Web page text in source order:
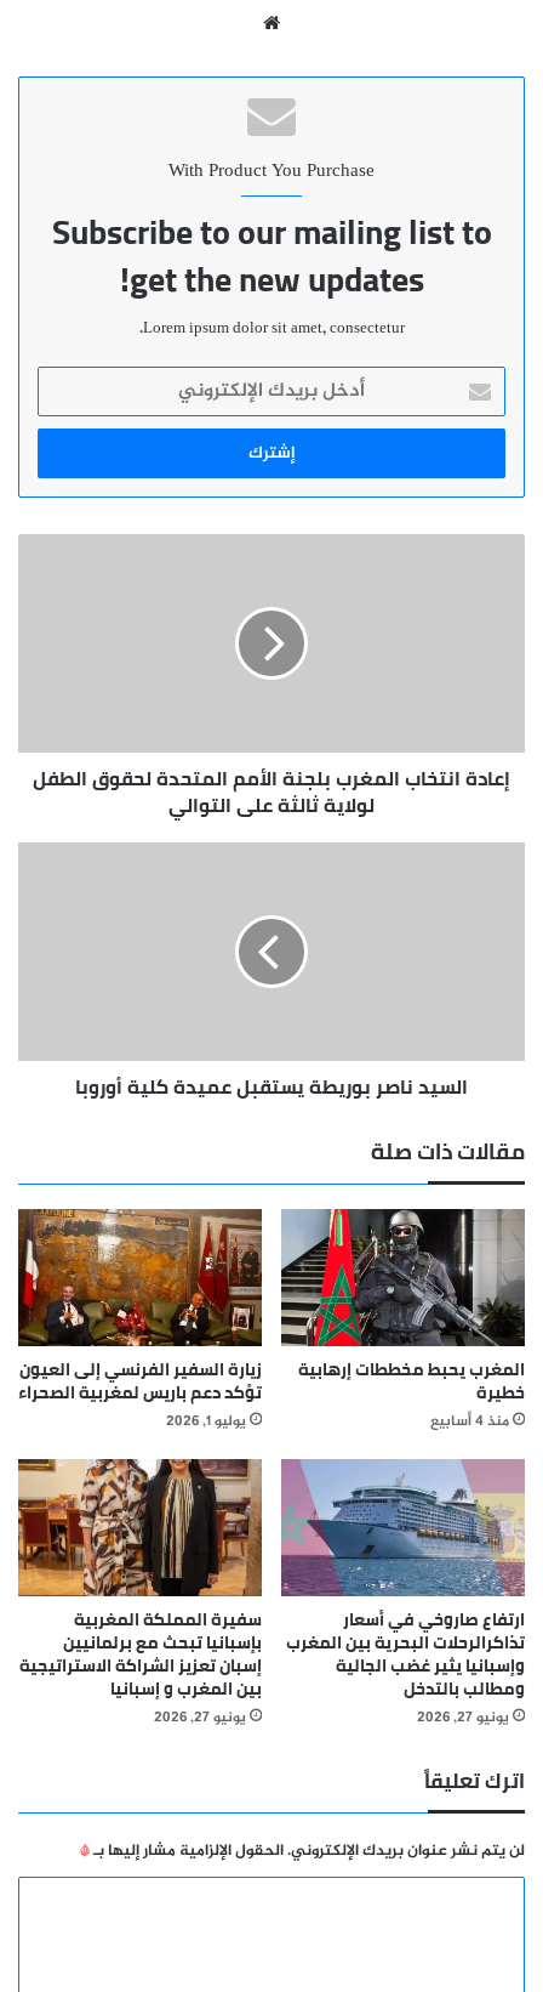
With Product You Purchase
Subscribe to our mailing list to
get the new updates!
Lorem ipsum dolor sit amet, consectetur.
أدخل
بريدك
الإلكتروني
إعادة
لولاية
ثالثة
على
إعادة انتخاب المغرب بلجنة الأمم المتحدة لحقوق الطفل
لولاية ثالثة على التوالي
السيد ناصر بوريطة يستقبل عميدة كلية أوروبا
مقالات ذات صلة
المغرب يحبط مخططات إرهابية
خطيرة
منذ 4 أسابيع
زيارة السفير الفرنسي إلى العيون
تؤكد دعم باريس لمغربية الصحراء
يوليو 1, 2026
ارتفاع صاروخي في أسعار
تذاكرالرحلات البحرية بين المغرب
وإسبانيا يثير غضب الجالية
ومطالب بالتدخل
يونيو 27, 2026
سفيرة المملكة المغربية
بإسبانيا تبحث مع برلمانيين
إسبان تعزيز الشراكة الاستراتيجية
بين المغرب و إسبانيا
يونيو 27, 2026
اترك تعليقاً
لن يتم نشر عنوان بريدك الإلكتروني.الحقول الإلزامية مشار إليها بـ*